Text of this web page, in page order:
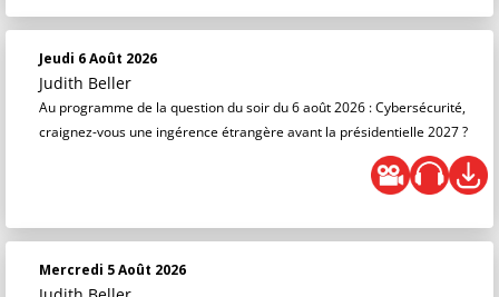
Jeudi 6 Août 2026
Judith Beller
Au programme de la question du soir du 6 août 2026 : Cybersécurité,
craignez-vous une ingérence étrangère avant la présidentielle 2027 ?
Mercredi 5 Août 2026